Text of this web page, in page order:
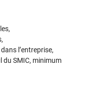
l’entreprise,
du SMIC, minimum